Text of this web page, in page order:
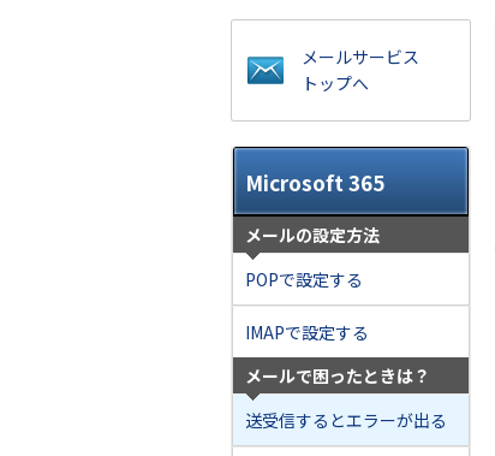
メールサービス
トップへ
Microsoft 365
メールの設定方法
POPで設定する
IMAPで設定する
メールで困ったときは？
送受信するとエラーが出る